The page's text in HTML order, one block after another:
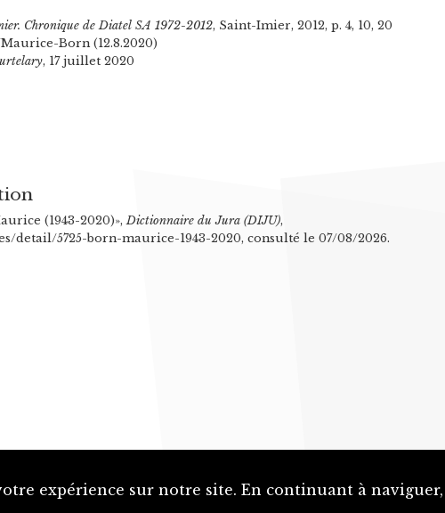
Chronique de Diatel SA 1972-2012, Saint-Imier, 2012, p. 4, 10, 20
Born (12.8.2020)
, 17 juillet 2020
(1943-2020)», Dictionnaire du Jura (DIJU),
detail/5725-born-maurice-1943-2020, consulté le 07/08/2026.
Proposer une notice
expérience sur notre site. En continuant à